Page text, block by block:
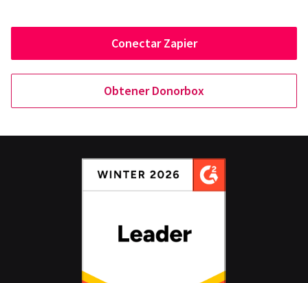
Conectar Zapier
Obtener Donorbox